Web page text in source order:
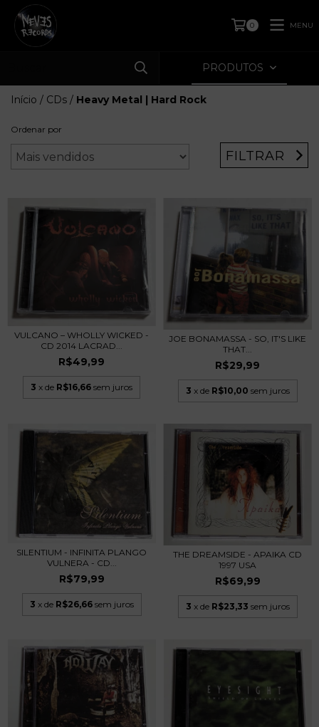
0 MENU
PRODUTOS
Início / CDs / Heavy Metal | Hard Rock
Ordenar por
FILTRAR
VULCANO – WHOLLY WICKED -
CD 2014 LACRAD...
R$49,99
3 x de R$16,66 sem juros
JOE BONAMASSA - SO, IT'S LIKE
THAT...
R$29,99
3 x de R$10,00 sem juros
SILENTIUM - INFINITA PLANGO
VULNERA - CD...
R$79,99
3 x de R$26,66 sem juros
THE DREAMSIDE - APAIKA CD
1997 USA
R$69,99
3 x de R$23,33 sem juros